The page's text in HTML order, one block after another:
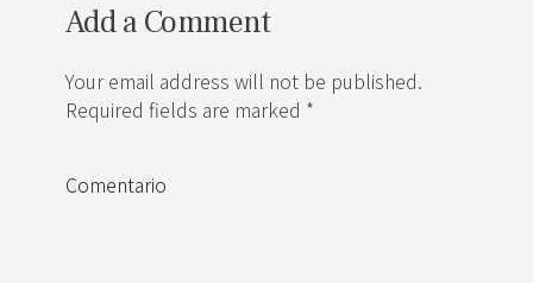
Add a Comment
Your email address will not be published.
Required fields are marked *
Comentario